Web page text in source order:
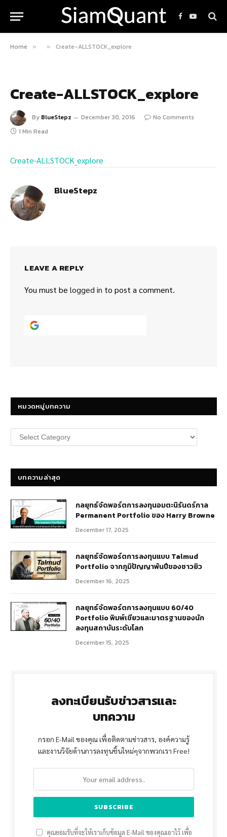
Facebook
YouTube
Home » » Create-ALLSTOCK_explore
Create-ALLSTOCK_explore
By BlueStepz December 30, 2016
No Comments
1 Min Read
Create-ALLSTOCK_explore
BlueStepz
LEAVE A REPLY
You must be logged in to post a comment.
หมวดหมู่บทความ
หมวด
หมู่
บทความล่าสุด
กลยุทธ์​จัดพอร์ตการลงทุนอมตะนิรันดร์กาล
Permanent Portfolio ของ Harry Browne
December 17, 2025
กลยุทธ์จัดพอร์ตการลงทุนแบบ Talmud
Portfolio จากภูมิปัญญาพันปีของชาวยิว
December 16, 2025
กลยุทธ์จัดพอร์ตการลงทุนแบบ 60/40
Portfolio พิมพ์เขียวและมาตรฐานของนัก
ลงทุนสถาบันระดับโลก
December 15, 2025
ลงทะเบียนรับข่าวสารและ
บทความ
กรอก E-Mail ของคุณ เพื่อติดตามข่าวสาร, องค์ความรู้
และงานวิจัยด้านการลงทุนชิ้นใหม่ๆจากพวกเรา Free!
คุณยอมรับที่จะให้เราเก็บข้อมูล E-Mail ของคุณเอาไว้ เพื่อ